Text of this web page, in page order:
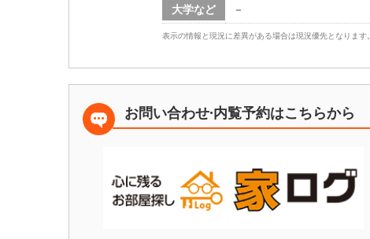
大学など
－
表示の情報と現況に差異がある場合は現況優先となります。
お問い合わせ·内覧予約はこちらから